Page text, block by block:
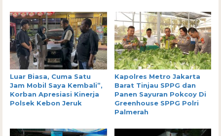
Luar Biasa, Cuma Satu
Jam Mobil Saya Kembali”,
Korban Apresiasi Kinerja
Polsek Kebon Jeruk
Kapolres Metro Jakarta
Barat Tinjau SPPG dan
Panen Sayuran Pokcoy Di
Greenhouse SPPG Polri
Palmerah